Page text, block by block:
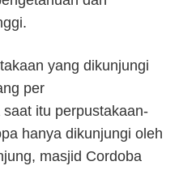
yang dikunjungi
per
itu perpustakaan-
hanya dikunjungi oleh
masjid Cordoba